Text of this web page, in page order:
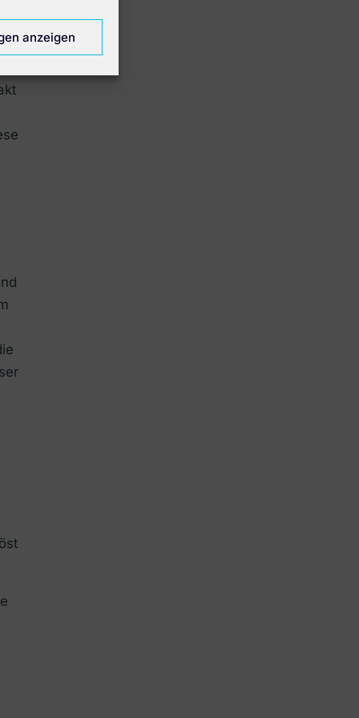
anzeigen